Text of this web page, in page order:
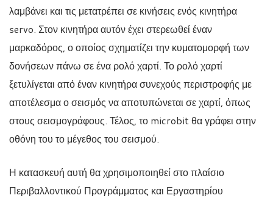
λαμβάνει και τις μετατρέπει σε κινήσεις ενός κινητήρα
servo. Στον κινητήρα αυτόν έχει στερεωθεί έναν
μαρκαδόρος, ο οποίος σχηματίζει την κυματομορφή των
δονήσεων πάνω σε ένα ρολό χαρτί. Το ρολό χαρτί
ξετυλίγεται από έναν κινητήρα συνεχούς περιστροφής με
αποτέλεσμα ο σεισμός να αποτυπώνεται σε χαρτί, όπως
στους σεισμογράφους. Τέλος, το microbit θα γράφει στην
οθόνη του το μέγεθος του σεισμού.
Η κατασκευή αυτή θα χρησιμοποιηθεί στο πλαίσιο
Περιβαλλοντικού Προγράμματος και Εργαστηρίου